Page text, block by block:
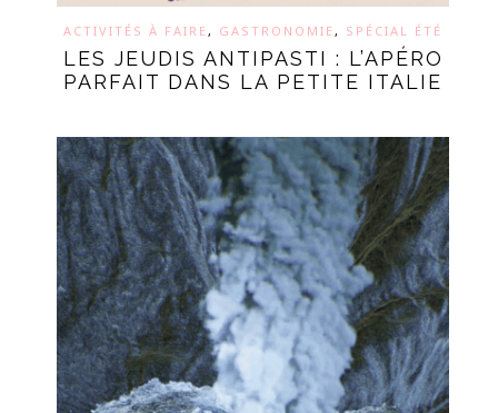
ACTIVITÉS À FAIRE , GASTRONOMIE , SPÉCIAL ÉTÉ
LES JEUDIS ANTIPASTI : L’APÉRO
PARFAIT DANS LA PETITE ITALIE